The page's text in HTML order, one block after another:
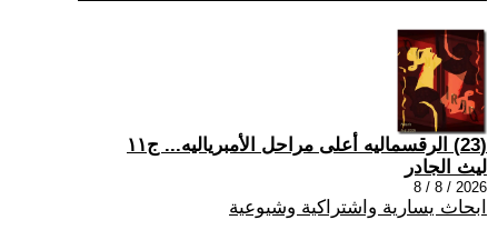
(23) الرقسماليه أعلى مراحل الأمبرياليه... ج١١
ليث الجادر
2026 / 8 / 8
ابحاث يسارية واشتراكية وشيوعية